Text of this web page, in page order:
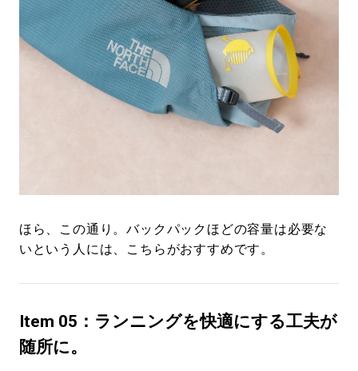
ほら、この通り。バックパックほどの容量は必要な
いという人には、こちらがおすすめです。
Item 05：ランニングを快適にする工夫が
随所に。